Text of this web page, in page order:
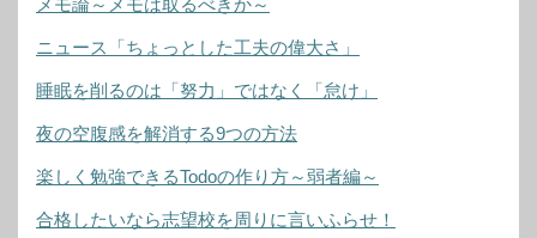
メモ論～メモは取るべきか～
ニュース「ちょっとした工夫の偉大さ」
睡眠を削るのは「努力」ではなく「怠け」
夜の空腹感を解消する9つの方法
楽しく勉強できるTodoの作り方～弱者編～
合格したいなら志望校を周りに言いふらせ！